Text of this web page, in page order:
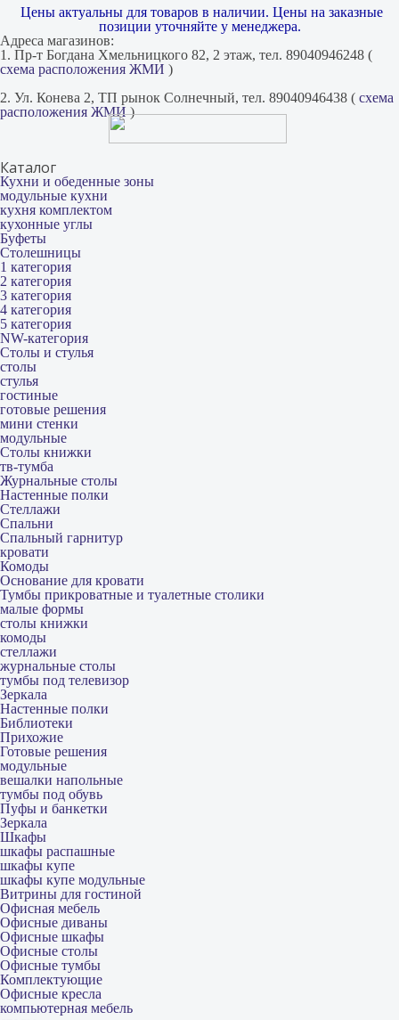
Цены актуальны для товаров в наличии. Цены на заказные
позиции уточняйте у менеджера.
Адреса магазинов:
1. Пр-т Богдана Хмельницкого 82, 2 этаж, тел. 89040946248 (
схема расположения ЖМИ )
2. Ул. Конева 2, ТП рынок Солнечный, тел. 89040946438 ( схема
расположения ЖМИ)
Каталог
Кухни и обеденные зоны
модульные кухни
кухня комплектом
кухонные углы
Буфеты
Столешницы
1 категория
2 категория
3 категория
4 категория
5 категория
NW-категория
Столы и стулья
столы
стулья
гостиные
готовые решения
мини стенки
модульные
Столы книжки
тв-тумба
Журнальные столы
Настенные полки
Стеллажи
Спальни
Спальный гарнитур
кровати
Комоды
Основание для кровати
Тумбы прикроватные и туалетные столики
малые формы
столы книжки
комоды
стеллажи
журнальные столы
тумбы под телевизор
Зеркала
Настенные полки
Библиотеки
Прихожие
Готовые решения
модульные
вешалки напольные
тумбы под обувь
Пуфы и банкетки
Зеркала
Шкафы
шкафы распашные
шкафы купе
шкафы купе модульные
Витрины для гостиной
Офисная мебель
Офисные диваны
Офисные шкафы
Офисные столы
Офисные тумбы
Комплектующие
Офисные кресла
компьютерная мебель